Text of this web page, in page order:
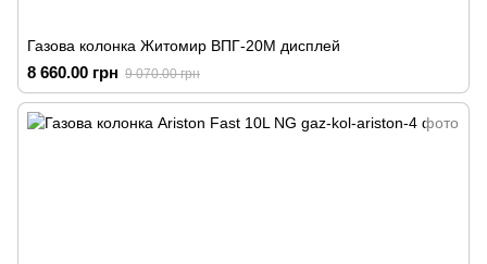
Газова колонка Житомир ВПГ-20М дисплей
8 660.00 грн 9 070.00 грн